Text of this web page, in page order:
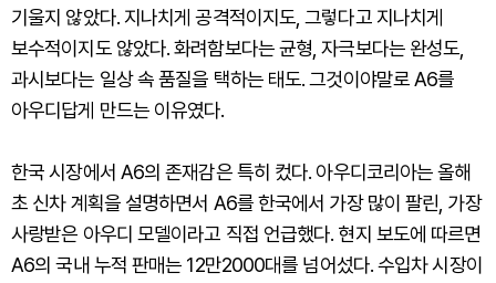
기울지 않았다. 지나치게 공격적이지도, 그렇다고 지나치게
보수적이지도 않았다. 화려함보다는 균형, 자극보다는 완성도,
과시보다는 일상 속 품질을 택하는 태도. 그것이야말로 A6를
아우디답게 만드는 이유였다.
한국 시장에서 A6의 존재감은 특히 컸다. 아우디코리아는 올해
초 신차 계획을 설명하면서 A6를 한국에서 가장 많이 팔린, 가장
사랑받은 아우디 모델이라고 직접 언급했다. 현지 보도에 따르면
A6의 국내 누적 판매는 12만2000대를 넘어섰다. 수입차 시장이